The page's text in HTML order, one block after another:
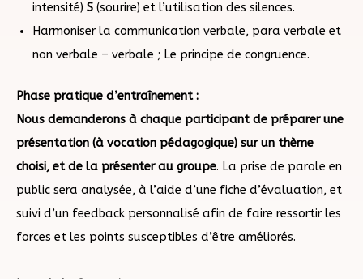
intensité) S (sourire) et l’utilisation des silences.
Harmoniser la communication verbale, para verbale et
non verbale – verbale ; Le principe de congruence.
Phase pratique d’entraînement :
Nous demanderons à chaque participant de préparer une
présentation (à vocation pédagogique) sur un thème
choisi, et de la présenter au groupe. La prise de parole en
public sera analysée, à l’aide d’une fiche d’évaluation, et
suivi d’un feedback personnalisé afin de faire ressortir les
forces et les points susceptibles d’être améliorés.